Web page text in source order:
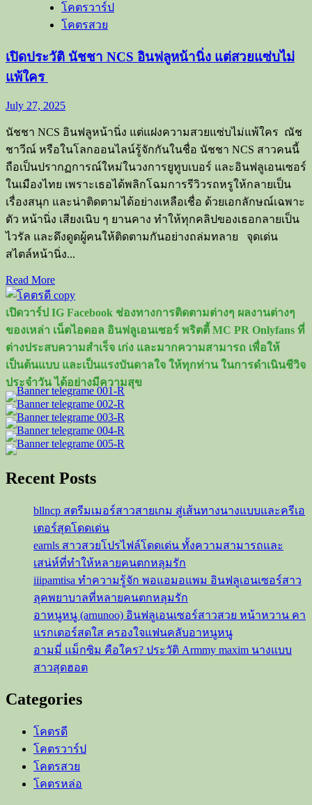
โคตรวาร์ป
โคตรสวย
เปิดประวัติ นัชชา NCS อินฟลูหน้านิ่ง แต่สวยแซ่บไม่
แพ้ใคร
July 27, 2025
นัชชา NCS อินฟลูหน้านิ่ง แต่แฝงความสวยแซ่บไม่แพ้ใคร ณัช
ชาวีณ์ หรือในโลกออนไลน์รู้จักกันในชื่อ นัชชา NCS สาวคนนี้
ถือเป็นปรากฏการณ์ใหม่ในวงการยูทูบเบอร์ และอินฟลูเอนเซอร์
ในเมืองไทย เพราะเธอได้พลิกโฉมการรีวิวรถหรูให้กลายเป็น
เรื่องสนุก และน่าติดตามได้อย่างเหลือเชื่อ ด้วยเอกลักษณ์เฉพาะ
ตัว หน้านิ่ง เสียงเนิบ ๆ ยานคาง ทำให้ทุกคลิปของเธอกลายเป็น
ไวรัล และดึงดูดผู้คนให้ติดตามกันอย่างถล่มทลาย จุดเด่น
สไตล์หน้านิ่ง...
Read MoreRead
more
about
เปิด
ประวัติ
นัช
ชา
NCS
อิน
ฟลู
หน้า
แต่
แซ่
บ
ไม่
แพ้
ใคร
เปิดวาร์ป IG Facebook ช่องทางการติดตามต่างๆ ผลงานต่างๆ
ของเหล่า เน็ตไอดอล อินฟลูเอนเซอร์ พริตตี้ MC PR Onlyfans ที่
ต่างประสบความสำเร็จ เก่ง และมากความสามารถ เพื่อให้
เป็นต้นแบบ และเป็นแรงบันดาลใจ ให้ทุกท่าน ในการดำเนินชีวิจ
ประจำวัน ได้อย่างมีความสุข
Recent Posts
bllncp สตรีมเมอร์สาวสายเกม สู่เส้นทางนางแบบและครีเอ
เตอร์สุดโดดเด่น
earnls สาวสวยโปรไฟล์โดดเด่น ทั้งความสามารถและ
เสน่ห์ที่ทำให้หลายคนตกหลุมรัก
iiipamtisa ทำความรู้จัก พอแอมอแพม อินฟลูเอนเซอร์สาว
ลุคพยาบาลที่หลายคนตกหลุมรัก
อาหนูหนู (arnunoo) อินฟลูเอนเซอร์สาวสวย หน้าหวาน คา
แรกเตอร์สดใส ครองใจแฟนคลับอาหนูหนู
อามมี่ แม็กซิม คือใคร? ประวัติ Armmy maxim นางแบบ
สาวสุดฮอต
Categories
โคตรดี
โคตรวาร์ป
โคตรสวย
โคตรหล่อ